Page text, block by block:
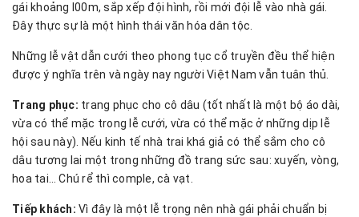
gái khoảng l00m, sắp xếp đội hình, rồi mới đội lễ vào nhà gái.
Đây thực sự là một hình thái văn hóa dân tộc.
Những lễ vật dẫn cưới theo phong tục cổ truyền đều thể hiện
được ý nghĩa trên và ngày nay người Việt Nam vẫn tuân thủ.
Trang phục: trang phục cho cô dâu (tốt nhất là một bộ áo dài,
vừa có thể mặc trong lễ cưới, vừa có thể mặc ở những dịp lễ
hội sau này). Nếu kinh tế nhà trai khá giả có thể sắm cho cô
dâu tương lai một trong những đồ trang sức sau: xuyến, vòng,
hoa tai… Chú rể thì comple, cà vạt.
Tiếp khách: Vì đây là một lễ trọng nên nhà gái phải chuẩn bị